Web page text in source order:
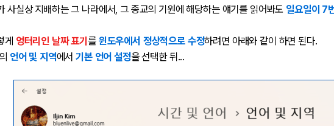
가 사실상 지배하는 그 나라에서, 그 종교의 기원에 해당하는 얘기를 읽어봐도 일요일이 7
게 엉터리인 날짜 표기를 윈도우에서 정상적으로 수정하려면 아래와 같이 하면 된다.
언어 및 지역에서기본 언어 설정을 선택한 뒤...